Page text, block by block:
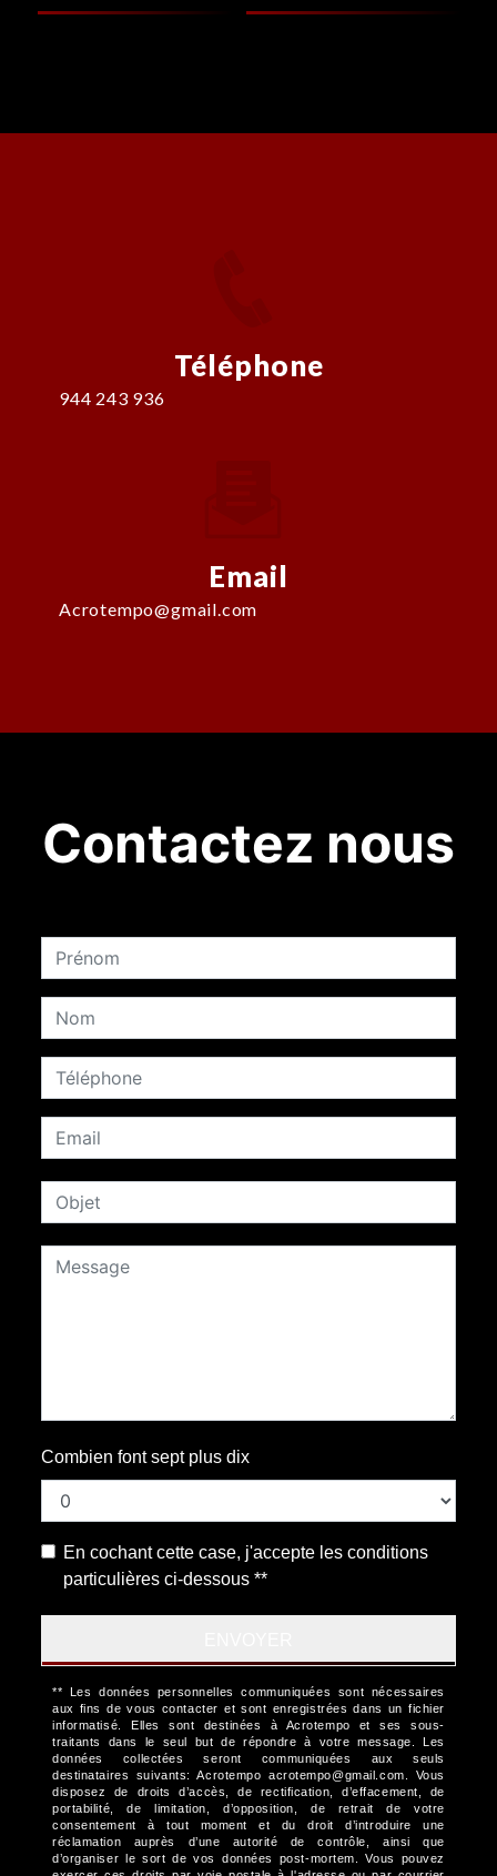
Téléphone
944 243 936
Email
acrotempo@gmail.com
Contactez nous
Combien font sept plus dix
En cochant cette case, j'accepte les conditions
particulières ci-dessous **
** Les données personnelles communiquées sont nécessaires
aux fins de vous contacter et sont enregistrées dans un fichier
informatisé. Elles sont destinées à Acrotempo et ses sous-
traitants dans le seul but de répondre à votre message. Les
données collectées seront communiquées aux seuls
destinataires suivants: Acrotempo acrotempo@gmail.com. Vous
disposez de droits d’accès, de rectification, d’effacement, de
portabilité, de limitation, d’opposition, de retrait de votre
consentement à tout moment et du droit d’introduire une
réclamation auprès d’une autorité de contrôle, ainsi que
d’organiser le sort de vos données post-mortem. Vous pouvez